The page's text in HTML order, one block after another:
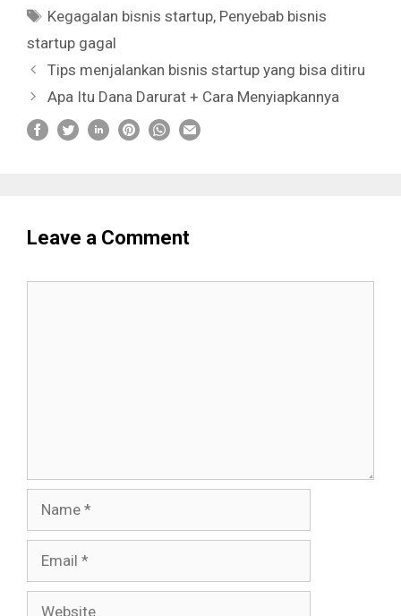
Tags
Kegagalan bisnis startup, Penyebab bisnis
startup gagal
Tips menjalankan bisnis startup yang bisa ditiru
Apa Itu Dana Darurat + Cara Menyiapkannya
Leave a Comment